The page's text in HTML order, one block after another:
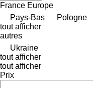
France Europe
Pays-Bas
Pologne
tout afficher
autres
Ukraine
tout afficher
tout afficher
Prix